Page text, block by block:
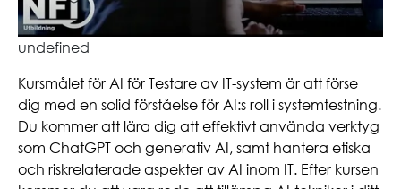
undefined
Kursmålet för AI för Testare av IT-system är att förse
dig med en solid förståelse för AI:s roll i systemtestning.
Du kommer att lära dig att effektivt använda verktyg
som ChatGPT och generativ AI, samt hantera etiska
och riskrelaterade aspekter av AI inom IT. Efter kursen